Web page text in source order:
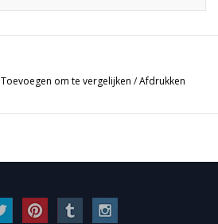
Toevoegen om te vergelijken /Afdrukken